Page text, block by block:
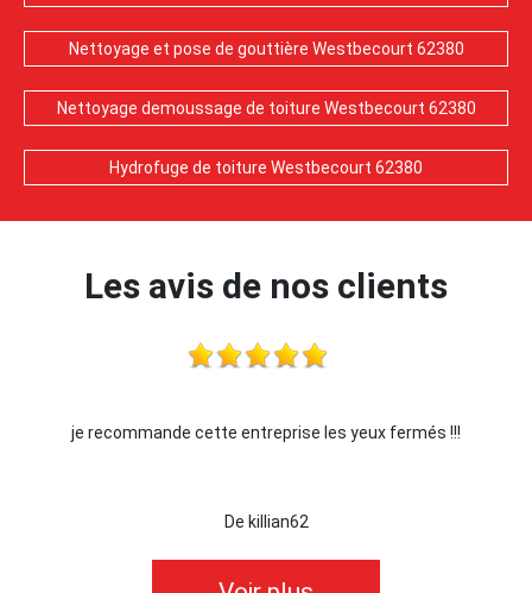
Nettoyage et pose de gouttière Westbecourt 62380
Nettoyage demoussage de toiture Westbecourt 62380
Hydrofuge de toiture Westbecourt 62380
Les avis de nos clients
les yeux fermés !!! Je recommande !!